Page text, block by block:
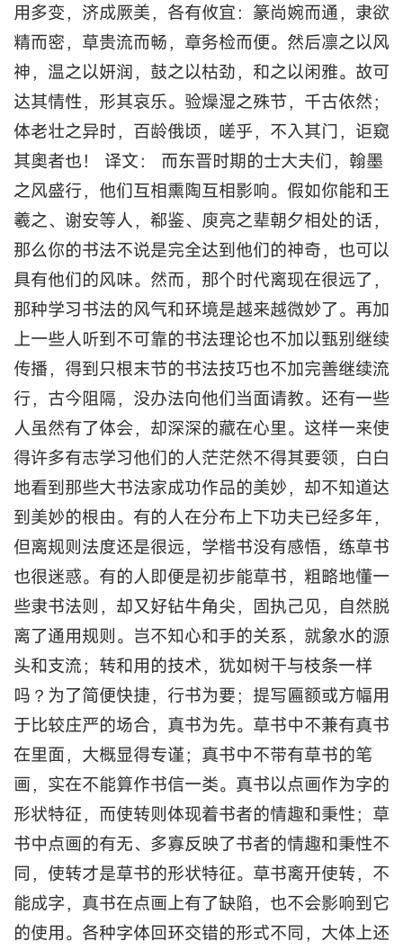
用多变，济成厥美，各有攸宜：篆尚婉而通，隶欲
精而密，草贵流而畅，章务检而便。然后凛之以风
神，温之以妍润，鼓之以枯劲，和之以闲雅。故可
达其情性，形其哀乐。验燥湿之殊节，千古依然；
体老壮之异时，百龄俄顷，嗟乎，不入其门，讵窥
其奥者也！ 译文： 而东晋时期的士大夫们，翰墨
之风盛行，他们互相熏陶互相影响。假如你能和王
羲之、谢安等人，郗鉴、庾亮之辈朝夕相处的话，
那么你的书法不说是完全达到他们的神奇，也可以
具有他们的风味。然而，那个时代离现在很远了，
那种学习书法的风气和环境是越来越微妙了。再加
上一些人听到不可靠的书法理论也不加以甄别继续
传播，得到只根末节的书法技巧也不加完善继续流
行，古今阻隔，没办法向他们当面请教。还有一些
人虽然有了体会，却深深的藏在心里。这样一来使
得许多有志学习他们的人茫茫然不得其要领，白白
地看到那些大书法家成功作品的美妙，却不知道达
到美妙的根由。有的人在分布上下功夫已经多年，
但离规则法度还是很远，学楷书没有感悟，练草书
也很迷惑。有的人即便是初步能草书，粗略地懂一
些隶书法则，却又好钻牛角尖，固执己见，自然脱
离了通用规则。岂不知心和手的关系，就象水的源
头和支流；转和用的技术，犹如树干与枝条一样
吗？为了简便快捷，行书为要；提写匾额或方幅用
于比较庄严的场合，真书为先。草书中不兼有真书
在里面，大概显得专谨；真书中不带有草书的笔
画，实在不能算作书信一类。真书以点画作为字的
形状特征，而使转则体现着书者的情趣和秉性；草
书中点画的有无、多寡反映了书者的情趣和秉性不
同，使转才是草书的形状特征。草书离开使转，不
能成字，真书在点画上有了缺陷，也不会影响到它
的使用。各种字体回环交错的形式不同，大体上还